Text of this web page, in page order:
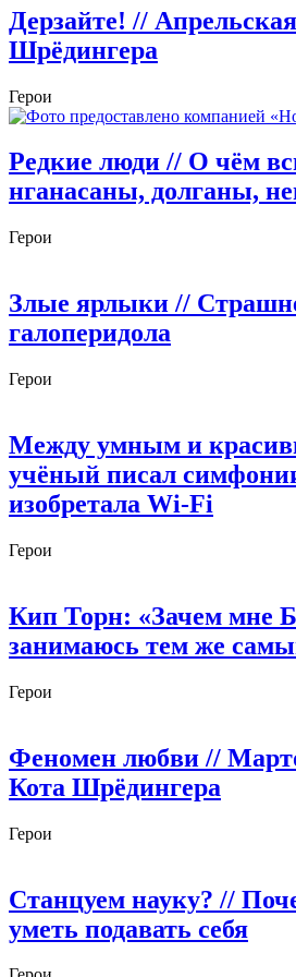
Дерзайте! //
Шрёдингера
Герои
Редкие люди // О чём
нганасаны, долганы,
Герои
Злые ярлыки //
галоперидола
Герои
Между умным и
учёный писал
изобретала Wi-Fi
Герои
Кип Торн: «Зачем мне
занимаюсь тем же
Герои
Феномен любви //
Кота Шрёдингера
Герои
Станцуем науку? //
уметь подавать себя